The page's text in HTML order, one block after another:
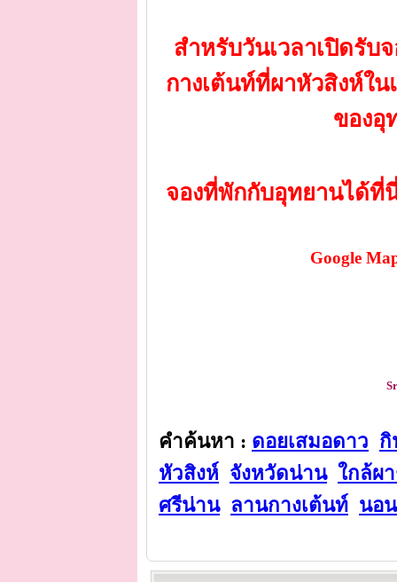
สำหรับวันเวลาเปิดรับ
กางเต้นท์ที่ผาหัวสิงห์ใ
ของอุ
จองที่พักกับอุทยานได้ที่
Google
คำค้นหา : ดอยเสมอดาว กิ
หัวสิงห์ จังหวัดน่าน ใกล้ผ
ศรีน่าน ลานกางเต้นท์ นอ